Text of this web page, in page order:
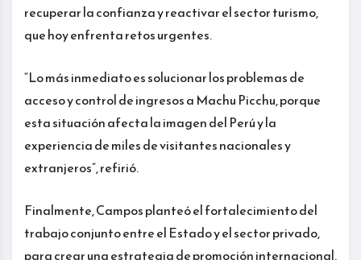
recuperar la confianza y reactivar el sector turismo,
que hoy enfrenta retos urgentes.
“Lo más inmediato es solucionar los problemas de
acceso y control de ingresos a Machu Picchu, porque
esta situación afecta la imagen del Perú y la
experiencia de miles de visitantes nacionales y
extranjeros”, refirió.
Finalmente, Campos planteó el fortalecimiento del
trabajo conjunto entre el Estado y el sector privado,
para crear una estrategia de promoción internacional.